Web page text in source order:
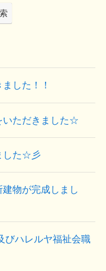
した！！
いただきました☆
した☆彡
物が完成しまし
ハレルヤ福祉会職